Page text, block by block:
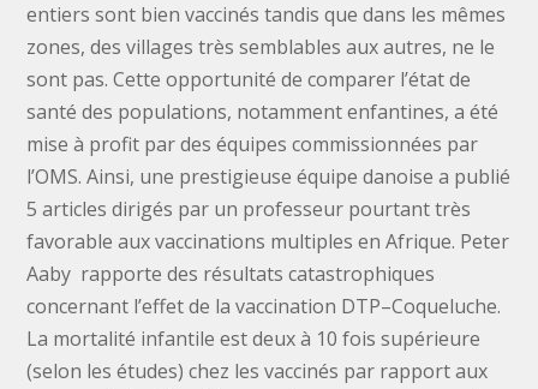
entiers sont bien vaccinés tandis que dans les mêmes
zones, des villages très semblables aux autres, ne le
sont pas. Cette opportunité de comparer l’état de
santé des populations, notamment enfantines, a été
mise à profit par des équipes commissionnées par
l’OMS. Ainsi, une prestigieuse équipe danoise a publié
5 articles dirigés par un professeur pourtant très
favorable aux vaccinations multiples en Afrique. Peter
Aaby rapporte des résultats catastrophiques
concernant l’effet de la vaccination DTP–Coqueluche.
La mortalité infantile est deux à 10 fois supérieure
(selon les études) chez les vaccinés par rapport aux